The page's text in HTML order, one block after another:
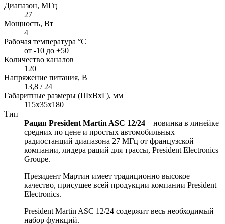
Диапазон, МГц
27
Мощность, Вт
4
Рабочая температура °С
от -10 до +50
Количество каналов
120
Напряжение питания, В
13,8 / 24
Габаритные размеры (ШхВхГ), мм
115x35x180
Тип
Рация President Martin ASC 12/24 – новинка в линейке
средних по цене и простых автомобильных
радиостанций диапазона 27 МГц от французской
компании, лидера раций для трассы, President Electronics
Groupe.
Президент Мартин имеет традиционно высокое
качество, присущее всей продукции компании President
Electronics.
President Martin ASC 12/24 содержит весь необходимый
набор функций.